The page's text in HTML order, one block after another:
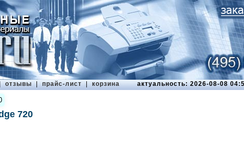
отзывы | прайс-лист | корзина актуальность: 2026-08-08
720